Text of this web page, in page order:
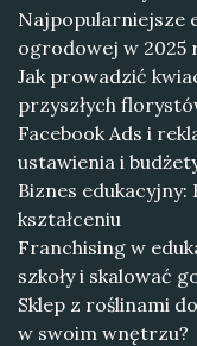
Najpopularniejsze
ogrodowej w 2025
Jak prowadzić
przyszłych
Facebook Ads i
ustawienia i
Biznes
kształceniu
Franchising w
szkoły i skalować
Sklep z roślinami
w swoim wnętrzu?